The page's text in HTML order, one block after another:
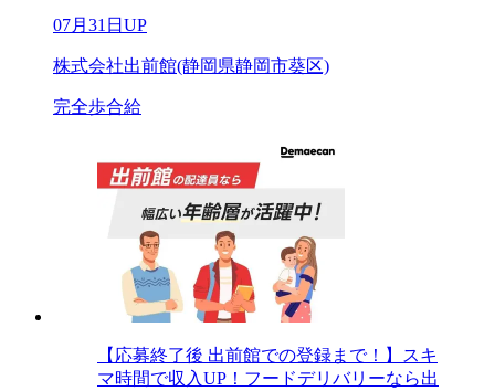
07月31日UP
株式会社出前館(静岡県静岡市葵区)
完全歩合給
【応募終了後 出前館での登録まで！】スキ
マ時間で収入UP！フードデリバリーなら出